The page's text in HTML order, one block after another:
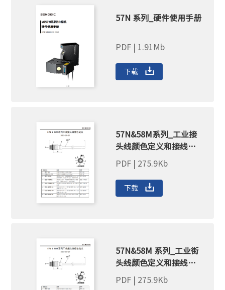
57N 系列_硬件使用手册
PDF | 1.91Mb
下载
57N&58M系列_工业接
头线颜色定义和接线方
PDF | 275.9Kb
下载
57N&58M 系列_工业街
头线颜色定义和接线方
法
PDF | 275.9Kb